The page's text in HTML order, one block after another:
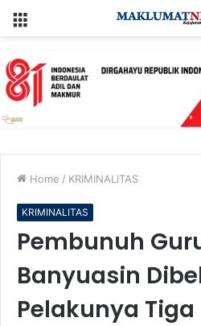
Home / KRIMINALITAS
KRIMINALITAS
Pembunuh
Banyuasin
Pelakunya Tiga